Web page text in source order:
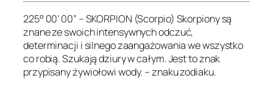
225° 00’ 00” – SKORPION (Scorpio) Skorpiony są
znane ze swoich intensywnych odczuć,
determinacji i silnego zaangażowania we wszystko
co robią. Szukają dziury w całym. Jest to znak
przypisany żywiołowi wody. – znaku zodiaku.